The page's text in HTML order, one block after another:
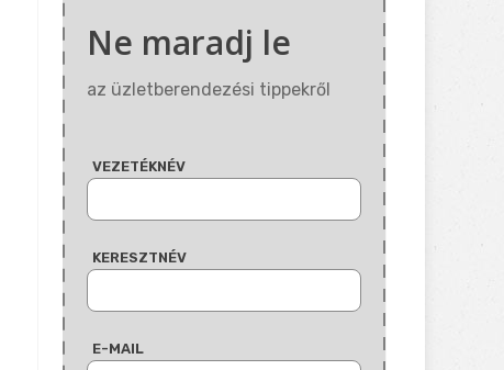
Ne maradj le
az üzletberendezési tippekről
VEZETÉKNÉV
KERESZTNÉV
E-MAIL